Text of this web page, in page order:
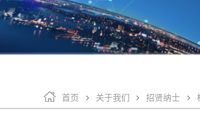
首页 关于我们 招贤纳士